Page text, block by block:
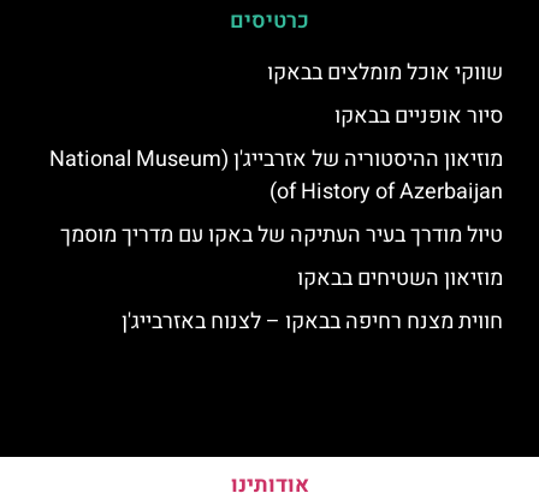
כרטיסים
שווקי אוכל מומלצים בבאקו
סיור אופניים בבאקו
מוזיאון ההיסטוריה של אזרבייג'ן (National Museum
of History of Azerbaijan)
טיול מודרך בעיר העתיקה של באקו עם מדריך מוסמך
מוזיאון השטיחים בבאקו
חווית מצנח רחיפה בבאקו – לצנוח באזרבייג'ן
אודותינו